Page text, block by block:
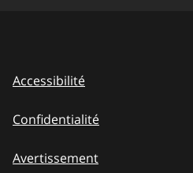
Accessibilité
Confidentialité
Avertissement